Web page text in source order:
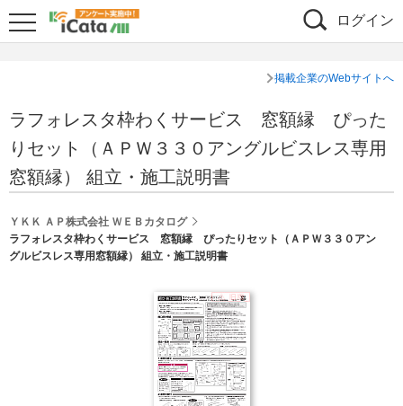
ログイン
掲載企業のWebサイトへ
ラフォレスタ枠わくサービス 窓額縁 ぴった
りセット（ＡＰＷ３３０アングルビスレス専用
窓額縁） 組立・施工説明書
ＹＫＫ ＡＰ株式会社 ＷＥＢカタログ
ラフォレスタ枠わくサービス 窓額縁 ぴったりセット（ＡＰＷ３３０アン
グルビスレス専用窓額縁） 組立・施工説明書